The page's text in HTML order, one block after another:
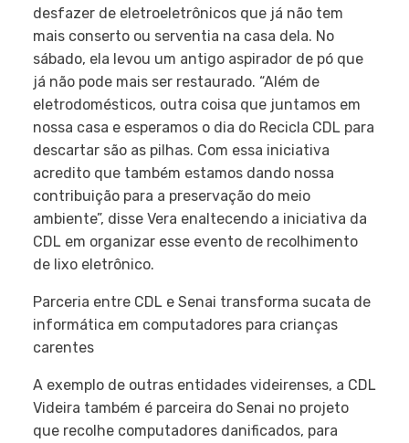
desfazer de eletroeletrônicos que já não tem
mais conserto ou serventia na casa dela. No
sábado, ela levou um antigo aspirador de pó que
já não pode mais ser restaurado. “Além de
eletrodomésticos, outra coisa que juntamos em
nossa casa e esperamos o dia do Recicla CDL para
descartar são as pilhas. Com essa iniciativa
acredito que também estamos dando nossa
contribuição para a preservação do meio
ambiente”, disse Vera enaltecendo a iniciativa da
CDL em organizar esse evento de recolhimento
de lixo eletrônico.
Parceria entre CDL e Senai transforma sucata de
informática em computadores para crianças
carentes
A exemplo de outras entidades videirenses, a CDL
Videira também é parceira do Senai no projeto
que recolhe computadores danificados, para